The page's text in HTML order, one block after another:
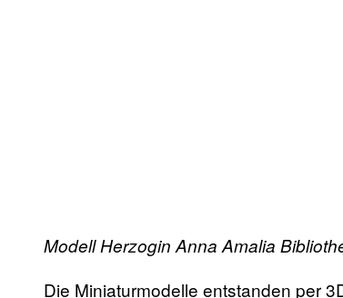
Modell Herzogin Anna Amalia
Die Miniaturmodelle entstanden per